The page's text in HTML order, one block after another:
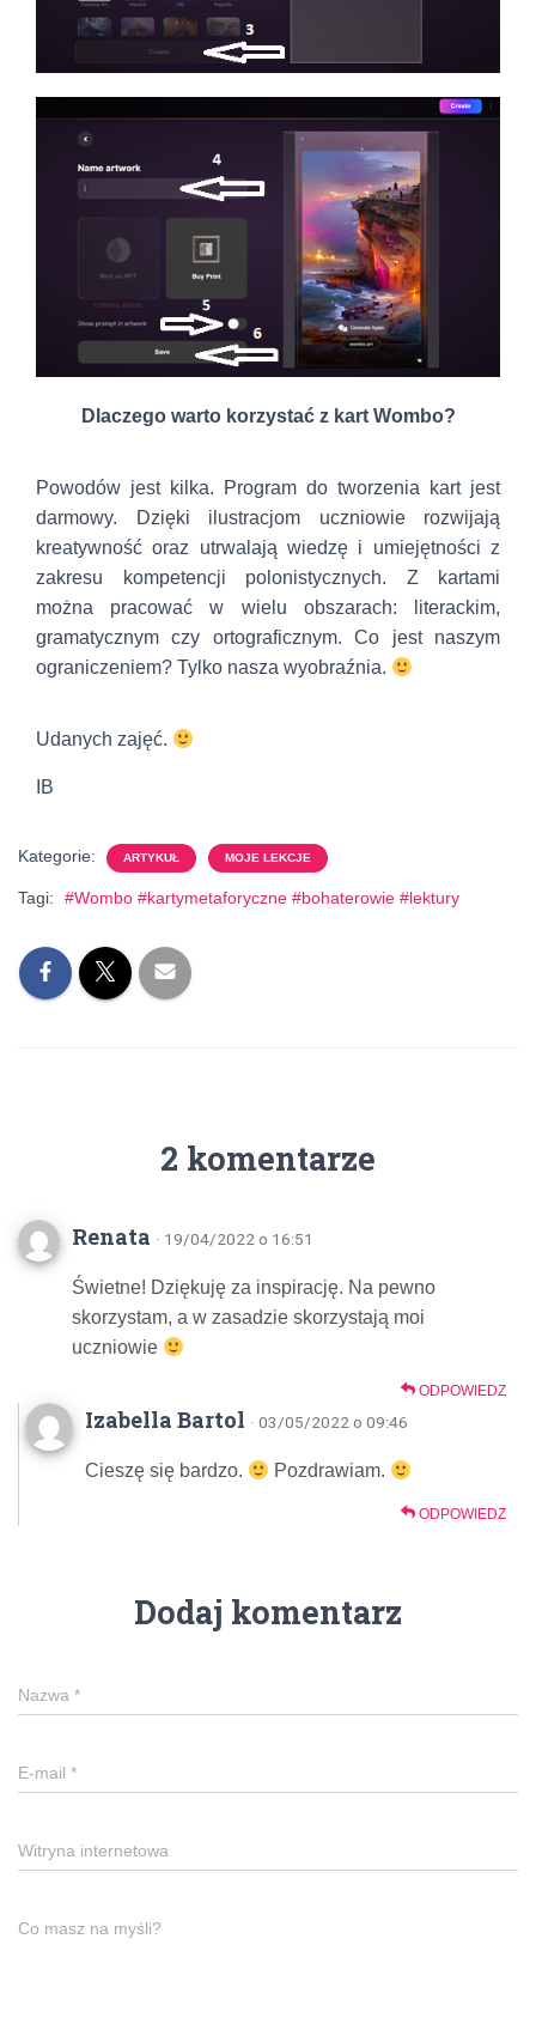
Dlaczego warto korzystać z kart Wombo?
Powodów jest kilka. Program do tworzenia kart jest
darmowy. Dzięki ilustracjom uczniowie rozwijają
kreatywność oraz utrwalają wiedzę i umiejętności z
zakresu kompetencji polonistycznych. Z kartami
można pracować w wielu obszarach: literackim,
gramatycznym czy ortograficznym. Co jest naszym
ograniczeniem? Tylko nasza wyobraźnia.
Udanych zajęć.
IB
Kategorie: ARTYKUŁ MOJE LEKCJE
Tagi: #Wombo #kartymetaforyczne #bohaterowie #lektury
2 komentarze
Renata · 19/04/2022 o 16:51
Świetne! Dziękuję za inspirację. Na pewno
skorzystam, a w zasadzie skorzystają moi
uczniowie
ODPOWIEDZ
Izabella Bartol · 03/05/2022 o 09:46
Cieszę się bardzo. Pozdrawiam.
ODPOWIEDZ
Dodaj komentarz
Nazwa *
E-mail *
Witryna internetowa
Co masz na myśli?